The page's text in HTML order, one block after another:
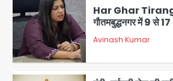
1
गौतमबुद्धनगर में 9 से
जागरूकता महाअभियान,
Avinash Kumar